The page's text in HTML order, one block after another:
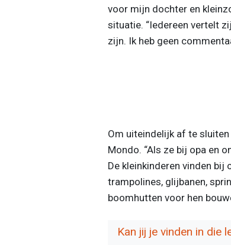
voor mijn dochter en
situatie. “Iedereen vertelt
zijn. Ik heb geen
Om uiteindelijk af te
Mondo. “Als ze bij opa en
De kleinkinderen vinden bij
trampolines, glijbanen,
boomhutten voor hen
Kan jij je vinden in die